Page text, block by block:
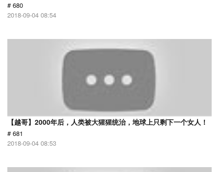
# 680
2018-09-04 08:54
【越哥】2000年后，人类被大猩猩统治，地球上只剩下一个女人！
# 681
2018-09-04 08:53